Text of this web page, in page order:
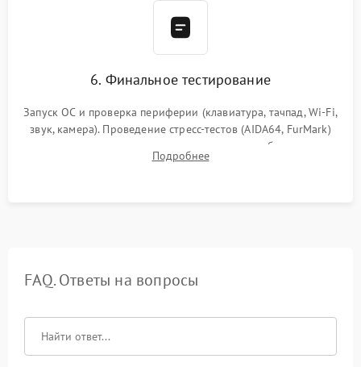
6. Финальное тестирование
Запуск ОС и проверка периферии (клавиатура, тачпад, Wi-Fi,
звук, камера). Проведение стресс-тестов (AIDA64, FurMark)
для контроля температурного режима и стабильности
системы под пиковой нагрузкой.
Подробнее
FAQ. Ответы на вопросы